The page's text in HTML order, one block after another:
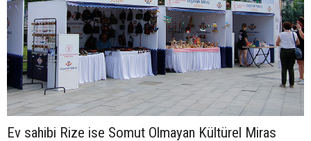
Ev sahibi Rize ise Somut Olmayan Kültürel Miras